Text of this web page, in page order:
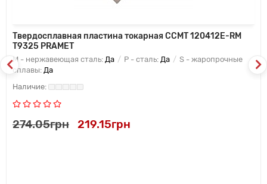
Твердосплавная пластина токарная CCMT 120412E-RM
T9325 PRAMET
M - нержавеющая сталь: Да P - сталь: Да
S - жаропрочные
сплавы: Да
274.05грн 219.15грн